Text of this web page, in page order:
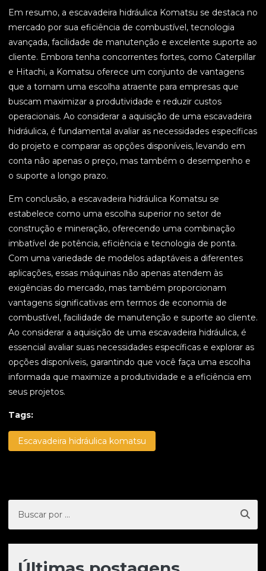
Em resumo, a escavadeira hidráulica Komatsu se destaca no
mercado por sua eficiência de combustível, tecnologia
avançada, facilidade de manutenção e excelente suporte ao
cliente. Embora tenha concorrentes fortes, como Caterpillar
e Hitachi, a Komatsu oferece um conjunto de vantagens
que a tornam uma escolha atraente para empresas que
buscam maximizar a produtividade e reduzir custos
operacionais. Ao considerar a aquisição de uma escavadeira
hidráulica, é fundamental avaliar as necessidades específicas
do projeto e comparar as opções disponíveis, levando em
conta não apenas o preço, mas também o desempenho e
o suporte a longo prazo.
Em conclusão, a escavadeira hidráulica Komatsu se
estabelece como uma escolha superior no setor de
construção e mineração, oferecendo uma combinação
imbatível de potência, eficiência e tecnologia de ponta.
Com uma variedade de modelos adaptáveis a diferentes
aplicações, essas máquinas não apenas atendem às
exigências do mercado, mas também proporcionam
vantagens significativas em termos de economia de
combustível, facilidade de manutenção e suporte ao cliente.
Ao considerar a aquisição de uma escavadeira hidráulica, é
essencial avaliar suas necessidades específicas e explorar as
opções disponíveis, garantindo que você faça uma escolha
informada que maximize a produtividade e a eficiência em
seus projetos.
Tags:
Escavadeira hidráulica komatsu